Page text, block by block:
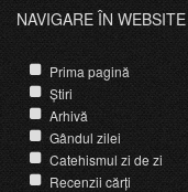
NAVIGARE ÎN WEBSITE
Prima pagină
Știri
Arhivă
Gândul zilei
Catehismul zi de zi
Recenzii cărți